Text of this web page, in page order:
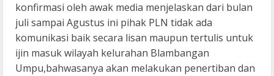
konfirmasi oleh awak media menjelaskan dari bulan
juli sampai Agustus ini pihak PLN tidak ada
komunikasi baik secara lisan maupun tertulis untuk
ijin masuk wilayah kelurahan Blambangan
Umpu,bahwasanya akan melakukan penertiban dan